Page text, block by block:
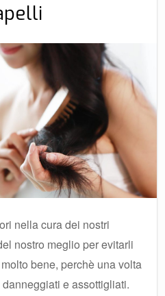
nella cura dei nostri
nostro meglio per evitarli
bene, perchè una volta
e assottigliati.